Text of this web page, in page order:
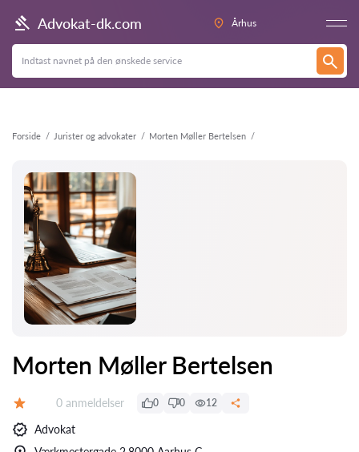
Advokat-dk.com Århus
Forside Jurister og advokater Morten Møller Bertelsen
Tilbage
Morten Møller Bertelsen
Anmeldelser:
0 anmeldelser 0 0 12
Advokat